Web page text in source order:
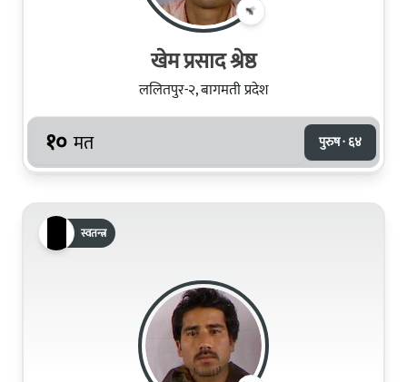
खेम प्रसाद श्रेष्ठ
ललितपुर-२, बागमती प्रदेश
१० मत पुरुष · ६४
स्वतन्त्र